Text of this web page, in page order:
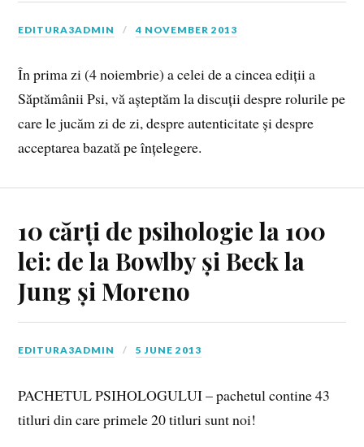
EDITURA3ADMIN 4 NOVEMBER 2013
În prima zi (4 noiembrie) a celei de a cincea ediții a
Săptămânii Psi, vă așteptăm la discuții despre rolurile pe
care le jucăm zi de zi, despre autenticitate și despre
acceptarea bazată pe înțelegere.
10 cărți de psihologie la 100
lei: de la Bowlby și Beck la
Jung și Moreno
EDITURA3ADMIN 5 JUNE 2013
PACHETUL PSIHOLOGULUI – pachetul contine 43
titluri din care primele 20 titluri sunt noi!